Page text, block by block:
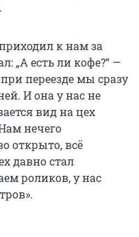
к нам за
„А есть ли кофе?“ —
переезде мы сразу
И она у нас не
вид на цех
нечего
открыто, всё
давно стал
роликов, у нас